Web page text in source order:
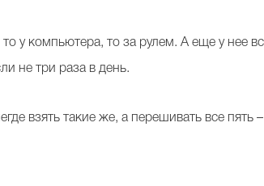
у компьютера, то за рулем. А еще у нее
не три раза в день.
взять такие же, а перешивать все пять